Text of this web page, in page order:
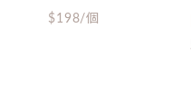
$198/個